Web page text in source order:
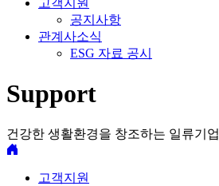
고객지원
공지사항
관계사소식
ESG 자료 공시
Support
건강한 생활환경을 창조하는 일류기업
고객지원